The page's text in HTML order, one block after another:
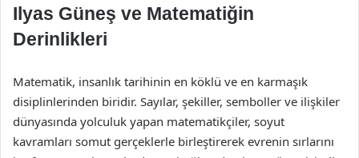
Ilyas Güneş ve Matematiğin
Derinlikleri
Matematik, insanlık tarihinin en köklü ve en karmaşık
disiplinlerinden biridir. Sayılar, şekiller, semboller ve ilişkiler
dünyasında yolculuk yapan matematikçiler, soyut
kavramları somut gerçeklerle birleştirerek evrenin sırlarını